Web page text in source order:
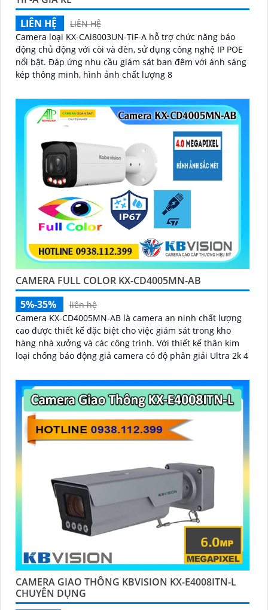
LIÊN HỆ
LIÊN HỆ
Camera loại KX-CAi8003UN-TiF-A hỗ trợ chức năng báo
động chủ động với còi và đèn, sử dụng công nghệ IP POE
nổi bật. Đáp ứng nhu cầu giám sát ban đêm với ánh sáng
kép thông minh, hình ảnh chất lượng 8
CAMERA FULL COLOR KX-CD4005MN-AB
5%-35%
liên hệ
Camera KX-CD4005MN-AB là camera an ninh chất lượng
cao được thiết kế đặc biệt cho việc giám sát trong kho
hàng nhà xưởng và các công trình. Với thiết kế thân kim
loại chống báo động giả camera có độ phân giải Ultra 2k 4
CAMERA GIAO THÔNG KBVISION KX-E4008ITN-L
CHUYÊN DỤNG